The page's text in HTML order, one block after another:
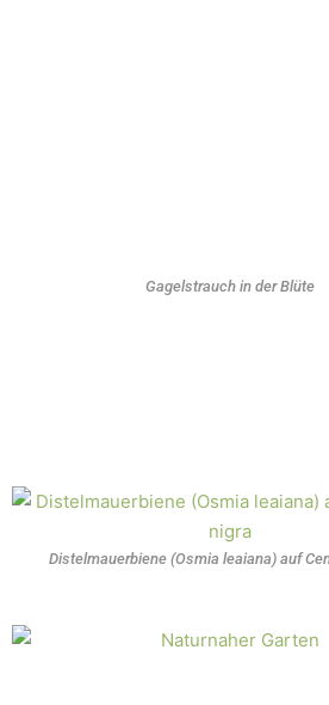
Gagelstrauch in der Blüte
Distelmauerbiene (Osmia leaiana) auf